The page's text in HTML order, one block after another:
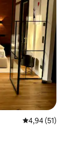
4,94 de uma
4,94 (51)